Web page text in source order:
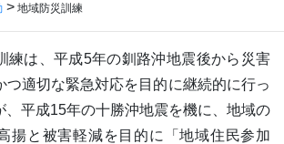
地域防災訓練
練は、平成5年の釧路沖地震後から災害
つ適切な緊急対応を目的に継続的に行っ
、平成15年の十勝沖地震を機に、地域の
揚と被害軽減を目的に「地域住民参加